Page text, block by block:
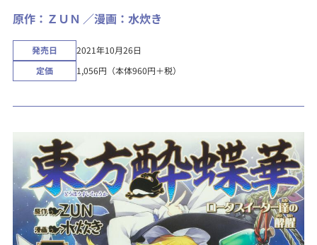
原作：ＺＵＮ 漫画：水炊き
発売日
2021年10月26日
定価
1,056円（本体960円＋税）